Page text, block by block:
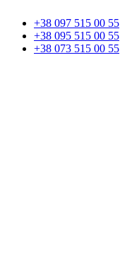
+38 097 515 00 55
+38 095 515 00 55
+38 073 515 00 55